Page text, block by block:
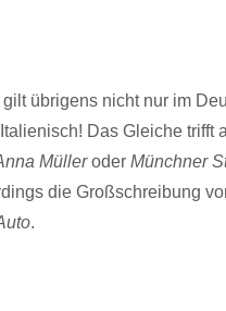
übrigens nicht nur im
Das Gleiche trifft
MülleroderMünchner
die Großschreibung
.